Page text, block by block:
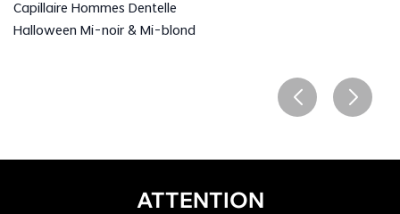
Capillaire Hommes Dentelle
Halloween Mi-noir & Mi-blond
ATTENTION